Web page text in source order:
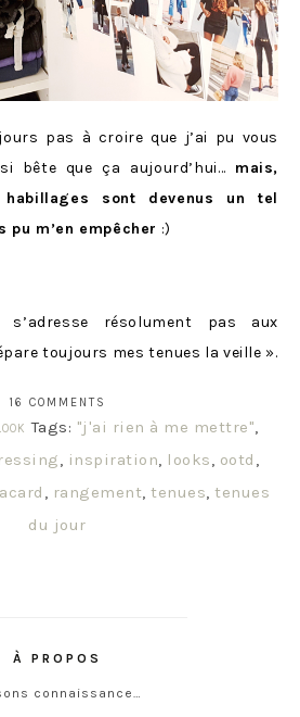
pas à croire que j’ai pu vous
bête que ça aujourd’hui… mais,
habillages sont devenus un tel
pu m’en empêcher :)
résolument pas aux
toujours mes tenues la veille ».
16 COMMENTS
Tags: "j'ai rien à me mettre",
, inspiration, looks, ootd ,
, rangement,tenues,tenues
du jour
À PROPOS
connaissance…